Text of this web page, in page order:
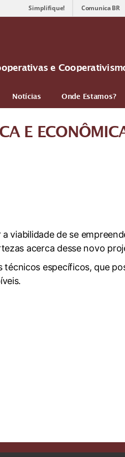
Simplifique! Comunica BR
e
Notícias Onde Estamos?
E
viabilidade de se
acerca desse novo
específicos, que